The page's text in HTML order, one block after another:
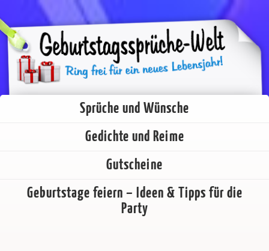
Sprüche und Wünsche
Gedichte und Reime
Gutscheine
Geburtstage feiern – Ideen & Tipps für die
Party